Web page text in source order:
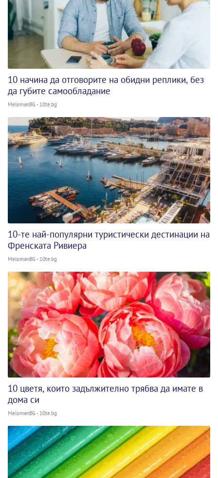
10 начина да отговорите на обидни реплики, без
да губите самообладание
MelomanBG - 10te.bg
10-те най-популярни туристически дестинации на
Френската Ривиера
MelomanBG - 10te.bg
10 цветя, които задължително трябва да имате в
дома си
MelomanBG - 10te.bg